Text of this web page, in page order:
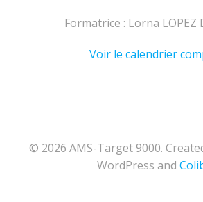
Formatrice : Lorna LOPEZ
Voir le calendrier
© 2026 AMS-Target 9000.
WordPress and